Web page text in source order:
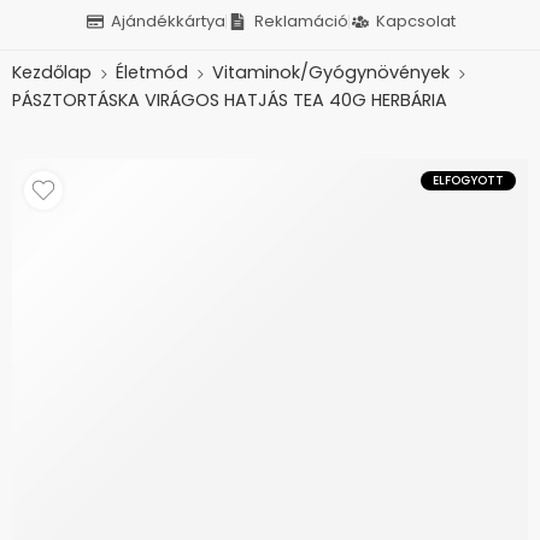
Ajándékkártya Reklamáció Kapcsolat
Kezdőlap Életmód
Vitaminok/Gyógynövények
PÁSZTORTÁSKA VIRÁGOS HATJÁS TEA 40G HERBÁRIA
ELFOGYOTT